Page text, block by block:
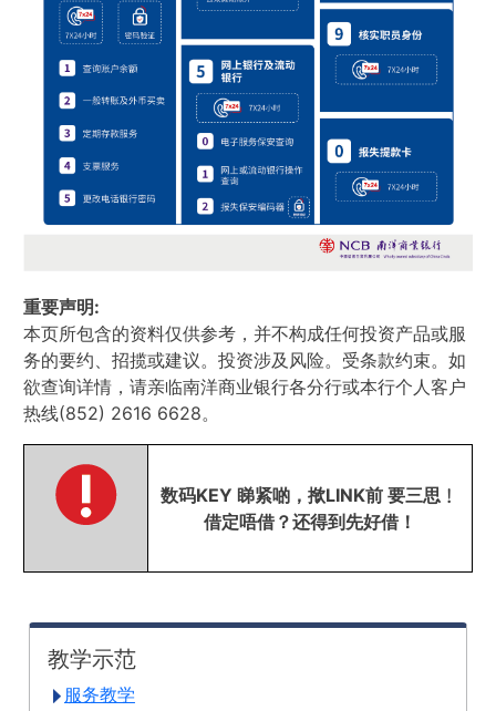
重要声明:
本页所包含的资料仅供参考，并不构成任何投资产品或服
务的要约、招揽或建议。投资涉及风险。受条款约束。如
欲查询详情，请亲临南洋商业银行各分行或本行个人客户
热线(852) 2616 6628。
数码KEY 睇紧啲，揿LINK前 要三思﹗
借定唔借？还得到先好借！
教学示范
服务教学